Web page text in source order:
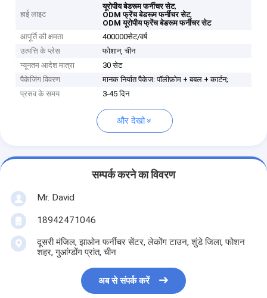
हाई लाइट
यूरोपीय बेडरूम फर्नीचर सेट,
ODM फ्रेंच बेडरूम फर्नीचर सेट,
ODM यूरोपीय फ्रेंच बेडरूम फर्नीचर सेट
आपूर्ति की क्षमता
400000सेट/वर्ष
उत्पत्ति के प्लेस
फोशान, चीन
न्यूनतम आदेश मात्रा
30 सेट
पैकेजिंग विवरण
मानक निर्यात पैकेज: पॉलीफ़ोम + बबल + कार्टन;
प्रसव के समय
3-45 दिन
और देखो
सम्पर्क करने का विवरण
Mr. David
18942471046
दूसरी मंजिल, झाओन फर्नीचर सेंटर, लेकोंग टाउन, शुंडे जिला, फोशन
शहर, गुआंग्डोंग प्रांत, चीन
अब से संपर्क करें